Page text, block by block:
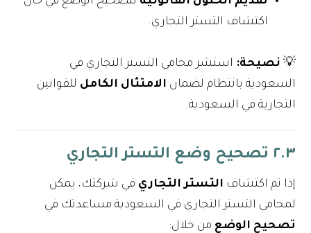
اكتشاف التستر التجاري.
💡 نصيحة: استشر محامي التستر التجاري في
السعودية بانتظام لضمان الامتثال الكامل للقوانين
التجارية في السعودية.
٢.٣ تصحيح وضع التستر التجاري
إذا تم اكتشاف التستر التجاري في شركتك، يمكن
لمحامي التستر التجاري في السعودية مساعدتك في
تصحيح الوضع من خلال: